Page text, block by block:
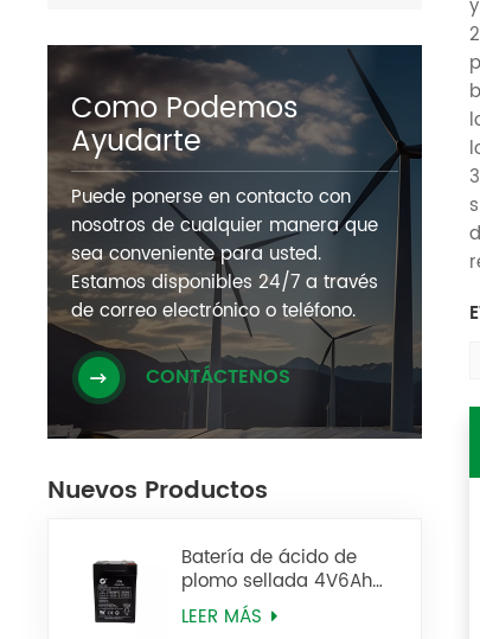
Como Podemos
Ayudarte
Puede ponerse en contacto con
nosotros de cualquier manera que
sea conveniente para usted.
Estamos disponibles 24/7 a través
de correo electrónico o teléfono.
CONTÁCTENOS
Nuevos Productos
Batería de ácido de
plomo sellada 4V6Ah
Batería de UPS 2FM6
LEER MÁS